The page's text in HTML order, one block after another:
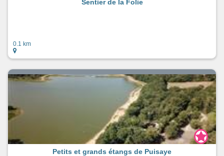
Sentier de la Folie
0.1 km
Petits et grands étangs de Puisaye